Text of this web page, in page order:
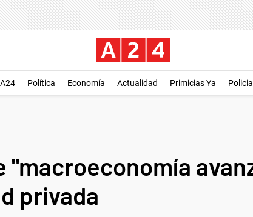
Política Economía Actualidad Primicias Ya
"macroeconomía
privada